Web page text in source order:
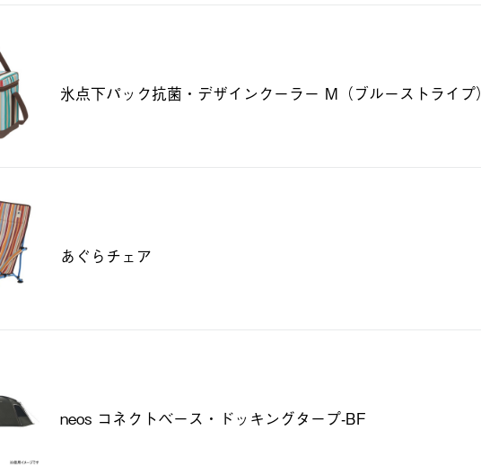
氷点下パック抗菌・デザインクーラー M（ブルーストライプ）
あぐらチェア
neos コネクトベース・ドッキングタープ-BF